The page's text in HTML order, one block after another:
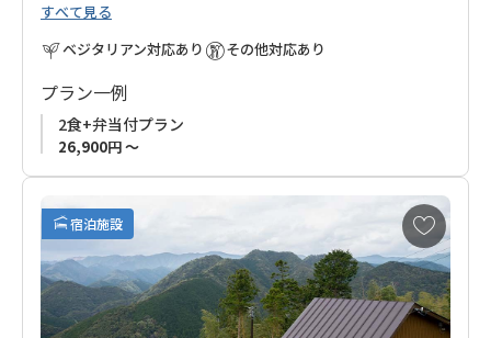
壮大な山の景色と澄んだ空気の中、満天の星を眺めながら、の
んびりとした時間を過ごせます。
ログハウスで木の温もり、木の香りに包まれたをお楽しみいた
だけます。
開放感のあるひのき風呂は、旅の疲れを癒やしてくれます。
たり、ゆったりとしたリラックス時間をお過ごしください。
皆さまのお越しを心よりお待ちしております。
※名称変更のお知らせ
すべて見る
ベジタリアン対応あり
その他対応あり
プラン一例
2食+弁当付プラン
26,900円 ～
宿泊施設
お
気
に
入
り
に